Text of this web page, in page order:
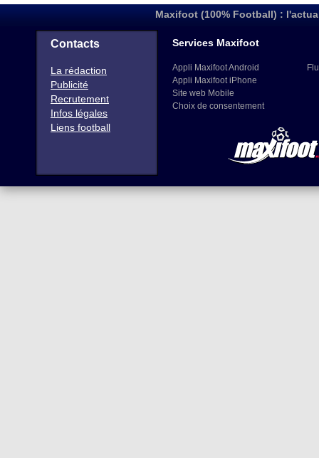
Maxifoot (100% Football) :
Contacts
La rédaction
Publicité
Recrutement
Infos légales
Liens football
Services Maxifoot
Appli Maxifoot Android
Appli Maxifoot iPhone
Site web Mobile
Choix de consentement